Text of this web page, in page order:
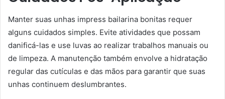
Manter suas unhas impress bailarina bonitas requer
alguns cuidados simples. Evite atividades que possam
danificá-las e use luvas ao realizar trabalhos manuais ou
de limpeza. A manutenção também envolve a hidratação
regular das cutículas e das mãos para garantir que suas
unhas continuem deslumbrantes.